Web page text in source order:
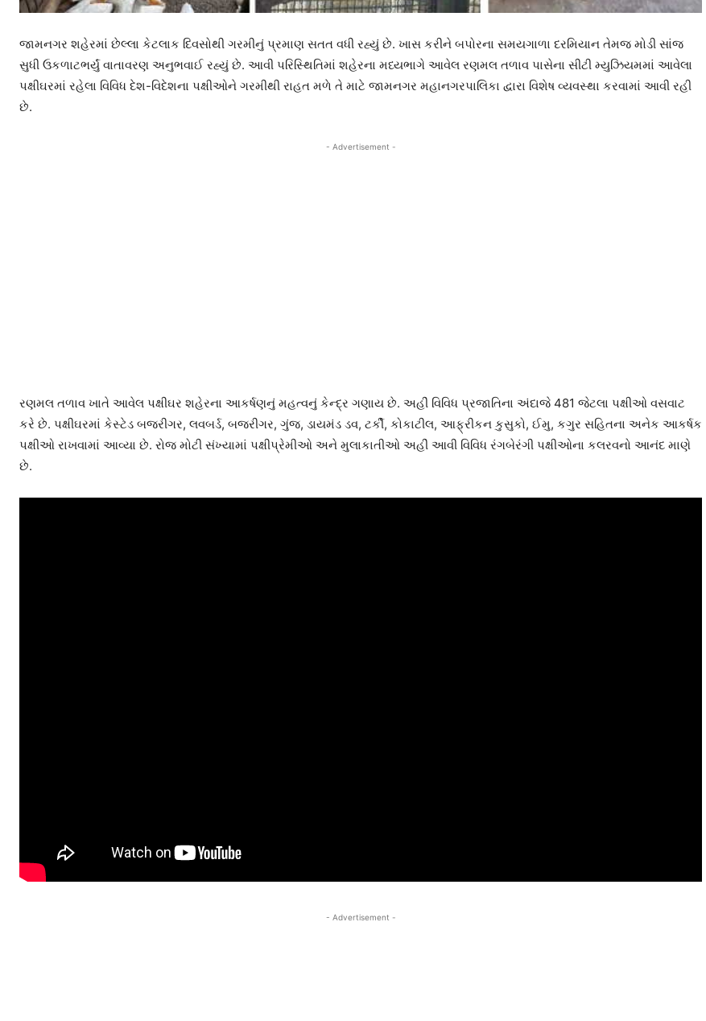
જામનગર શહેરમાં છેલ્લા કેટલાક દિવસોથી ગરમીનું પ્રમાણ સતત વધી રહ્યું છે. ખાસ કરીને બપોરના સમયગાળા દરમિયાન તેમજ મોડી સાંજ
સુધી ઉકળાટભર્યું વાતાવરણ અનુભવાઈ રહ્યું છે. આવી પરિસ્થિતિમાં શહેરના મધ્યભાગે આવેલ રણમલ તળાવ પાસેના સીટી મ્યુઝિયમમાં આવેલા
પક્ષીઘરમાં રહેલા વિવિધ દેશ-વિદેશના પક્ષીઓને ગરમીથી રાહત મળે તે માટે જામનગર મહાનગરપાલિકા દ્વારા વિશેષ વ્યવસ્થા કરવામાં આવી રહી
છે.
- Advertisement -
રણમલ તળાવ ખાતે આવેલ પક્ષીઘર શહેરના આકર્ષણનું મહત્વનું કેન્દ્ર ગણાય છે. અહીં વિવિધ પ્રજાતિના અંદાજે 481 જેટલા પક્ષીઓ વસવાટ
કરે છે. પક્ષીઘરમાં કેસ્ટેડ બજરીગર, લવબર્ડ, બજરીગર, ગુંજ, ડાયમંડ ડવ, ટર્કી, કોકાટીલ, આફ્રીકન કુસુકો, ઈમુ, કગુર સહિતના અનેક આકર્ષક
પક્ષીઓ રાખવામાં આવ્યા છે. રોજ મોટી સંખ્યામાં પક્ષીપ્રેમીઓ અને મુલાકાતીઓ અહીં આવી વિવિધ રંગબેરંગી પક્ષીઓના કલરવનો આનંદ માણે
છે.
- Advertisement -